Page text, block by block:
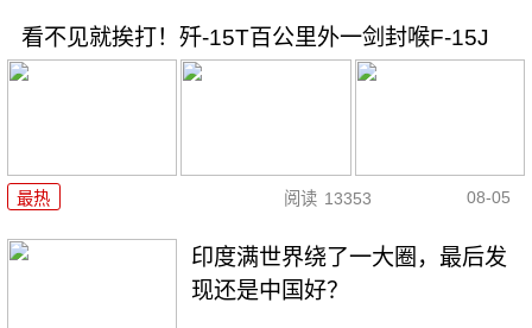
看不见就挨打！歼-15T百公里外一剑封喉F-15J
最热 阅读 13353 08-05
印度满世界绕了一大圈，最后发
现还是中国好？